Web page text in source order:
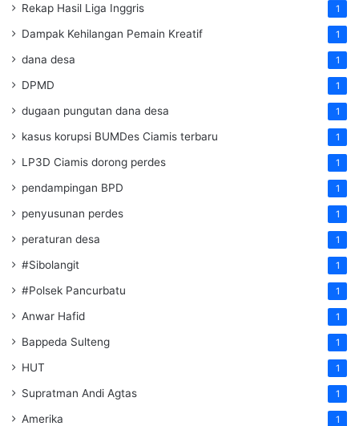
Rekap Hasil Liga Inggris 1
Dampak Kehilangan Pemain Kreatif 1
dana desa 1
DPMD 1
dugaan pungutan dana desa 1
kasus korupsi BUMDes Ciamis terbaru 1
LP3D Ciamis dorong perdes 1
pendampingan BPD 1
penyusunan perdes 1
peraturan desa 1
#Sibolangit 1
#Polsek Pancurbatu 1
Anwar Hafid 1
Bappeda Sulteng 1
HUT 1
Supratman Andi Agtas 1
Amerika 1